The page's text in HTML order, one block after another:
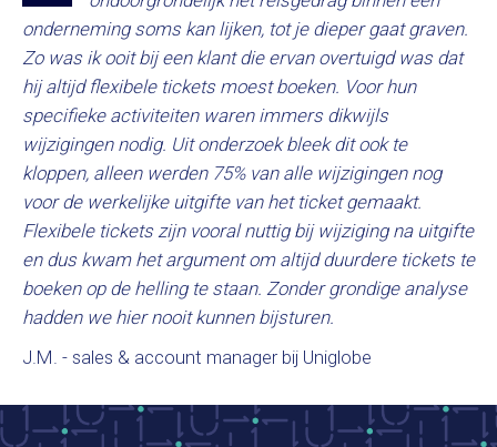
onderneming soms kan lijken, tot je dieper gaat graven.
Zo was ik ooit bij een klant die ervan overtuigd was dat
hij altijd flexibele tickets moest boeken. Voor hun
specifieke activiteiten waren immers dikwijls
wijzigingen nodig. Uit onderzoek bleek dit ook te
kloppen, alleen werden 75% van alle wijzigingen nog
voor de werkelijke uitgifte van het ticket gemaakt.
Flexibele tickets zijn vooral nuttig bij wijziging na uitgifte
en dus kwam het argument om altijd duurdere tickets te
boeken op de helling te staan. Zonder grondige analyse
hadden we hier nooit kunnen bijsturen.
J.M. - sales & account manager bij Uniglobe